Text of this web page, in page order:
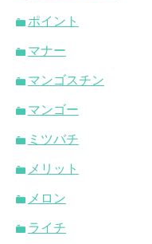
ポイント
マナー
マンゴスチン
マンゴー
ミツバチ
メリット
メロン
ライチ